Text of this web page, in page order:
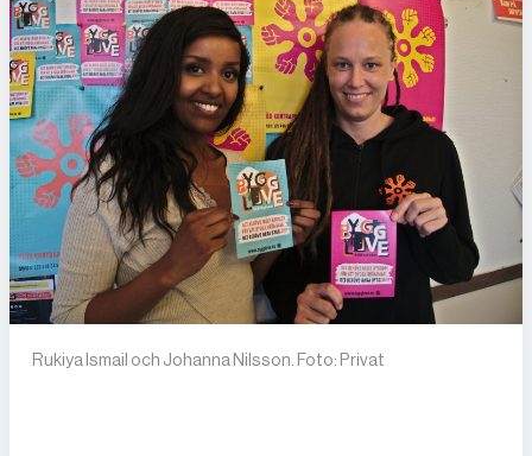
Rukiya Ismail och Johanna Nilsson. Foto: Privat